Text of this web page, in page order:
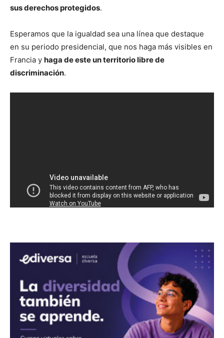
sus derechos protegidos.
Esperamos que la igualdad sea una línea que destaque
en su periodo presidencial, que nos haga más visibles en
Francia y haga de este un territorio libre de
discriminación.